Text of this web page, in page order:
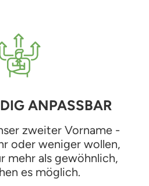
ANPASSBAR
zweiter Vorname -
oder weniger wollen,
mehr als gewöhnlich,
es möglich.